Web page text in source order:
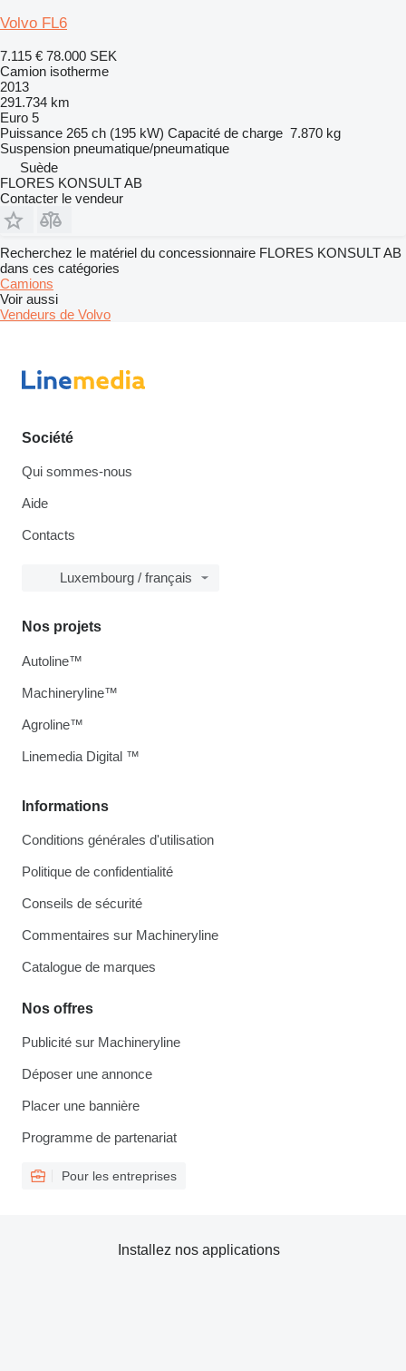
Volvo FL6
7.115 € 78.000 SEK
Camion isotherme
2013
291.734 km
Euro 5
Puissance 265 ch (195 kW) Capacité de charge 7.870 kg
Suspension pneumatique/pneumatique
Suède
FLORES KONSULT AB
Contacter le vendeur
Recherchez le matériel du concessionnaire FLORES KONSULT AB
dans ces catégories
Camions
Voir aussi
Vendeurs de Volvo
Société
Qui sommes-nous
Aide
Contacts
Luxembourg / français
Informations
Conditions générales d'utilisation
Politique de confidentialité
Conseils de sécurité
Commentaires sur Machineryline
Catalogue de marques
Nos offres
Publicité sur Machineryline
Déposer une annonce
Placer une bannière
Programme de partenariat
Pour les entreprises
Nos projets
Autoline™
Machineryline™
Agroline™
Linemedia Digital ™
Installez nos applications